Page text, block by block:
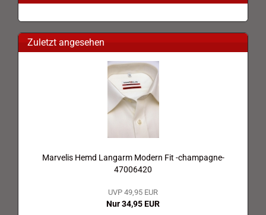
Zuletzt angesehen
Marvelis Hemd Langarm Modern Fit -champagne-
47006420
UVP 49,95 EUR
Nur 34,95 EUR